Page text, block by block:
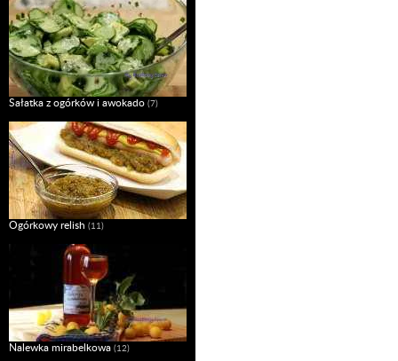
Sałatka z ogórków i awokado (7)
Ogórkowy relish (11)
Nalewka mirabelkowa (12)